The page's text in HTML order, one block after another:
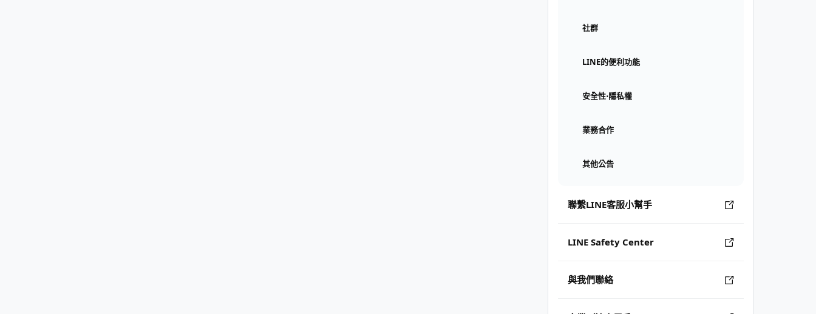
社群
LINE的便利功能
安全性⋅隱私權
業務合作
其他公告
聯繫LINE客服小幫手
LINE Safety Center
與我們聯絡